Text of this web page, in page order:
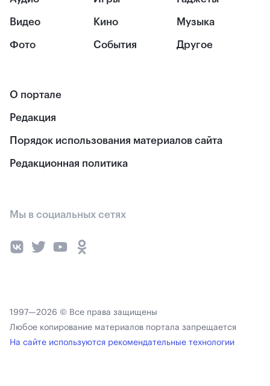
Видео
Фото
Кино
События
Музыка
Другое
О портале
Редакция
Порядок использования материалов сайта
Редакционная политика
Мы в социальных сетях
1997—2026 © Все права защищены
Любое копирование материалов портала запрещается
На сайте используются рекомендательные технологии